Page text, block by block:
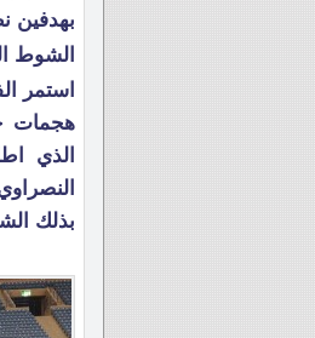
بهدفين
الشوط
استمر
هجمات
بذلك